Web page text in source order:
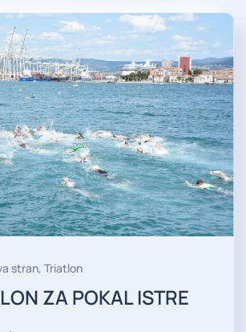
stran, Triatlon
ZA POKAL ISTRE